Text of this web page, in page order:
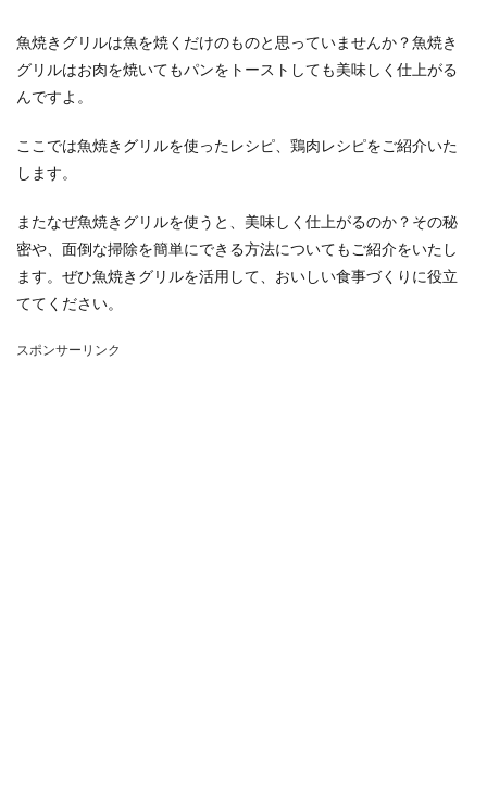
魚焼きグリルは魚を焼くだけのものと思っていませんか？魚焼き
グリルはお肉を焼いてもパンをトーストしても美味しく仕上がる
んですよ。
ここでは魚焼きグリルを使ったレシピ、鶏肉レシピをご紹介いた
します。
またなぜ魚焼きグリルを使うと、美味しく仕上がるのか？その秘
密や、面倒な掃除を簡単にできる方法についてもご紹介をいたし
ます。ぜひ魚焼きグリルを活用して、おいしい食事づくりに役立
ててください。
スポンサーリンク